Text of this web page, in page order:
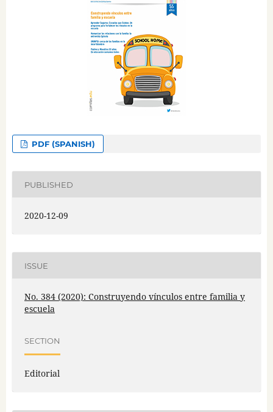
PDF (SPANISH)
PUBLISHED
2020-12-09
ISSUE
No. 384 (2020): Construyendo vínculos entre familia y
escuela
SECTION
Editorial